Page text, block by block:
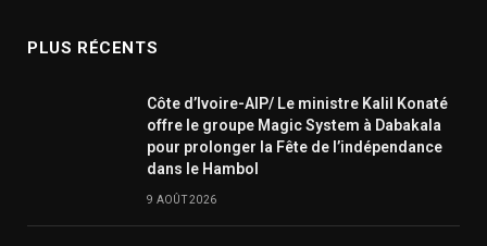
PLUS RÉCENTS
Côte d’Ivoire-AIP/ Le ministre Kalil Konaté
offre le groupe Magic System à Dabakala
pour prolonger la Fête de l’indépendance
dans le Hambol
9 AOÛT 2026